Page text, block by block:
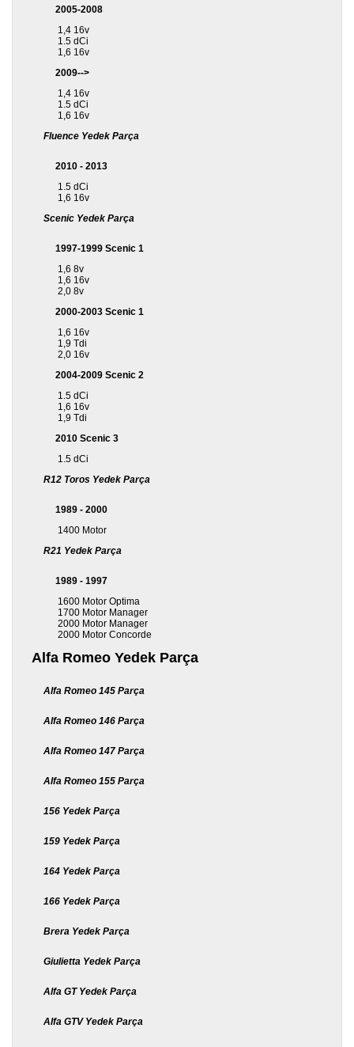
2005-2008
1,4 16v
1.5 dCi
1,6 16v
2009-->
1,4 16v
1.5 dCi
1,6 16v
Fluence Yedek Parça
2010 - 2013
1.5 dCi
1,6 16v
Scenic Yedek Parça
1997-1999 Scenic 1
1,6 8v
1,6 16v
2,0 8v
2000-2003 Scenic 1
1,6 16v
1,9 Tdi
2,0 16v
2004-2009 Scenic 2
1.5 dCi
1,6 16v
1,9 Tdi
2010 Scenic 3
1.5 dCi
R12 Toros Yedek Parça
1989 - 2000
1400 Motor
R21 Yedek Parça
1989 - 1997
1600 Motor Optima
1700 Motor Manager
2000 Motor Manager
2000 Motor Concorde
Alfa Romeo Yedek Parça
Alfa Romeo 145 Parça
Alfa Romeo 146 Parça
Alfa Romeo 147 Parça
Alfa Romeo 155 Parça
156 Yedek Parça
159 Yedek Parça
164 Yedek Parça
166 Yedek Parça
Brera Yedek Parça
Giulietta Yedek Parça
Alfa GT Yedek Parça
Alfa GTV Yedek Parça